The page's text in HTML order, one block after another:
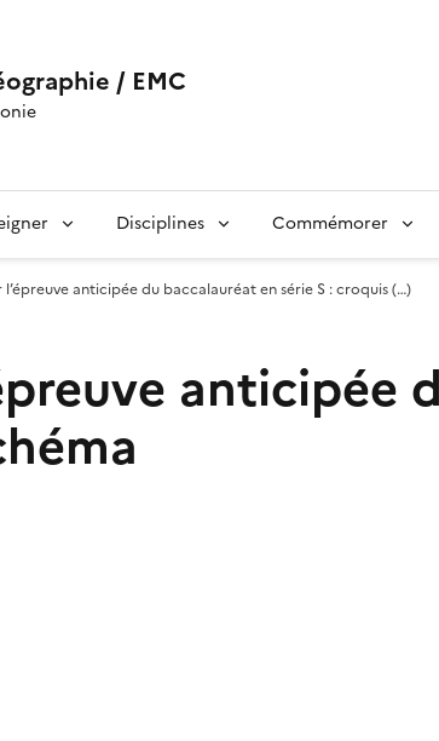
/ EMC
Disciplines Commémorer
anticipée du baccalauréat en série S : croquis (…)
anticipée